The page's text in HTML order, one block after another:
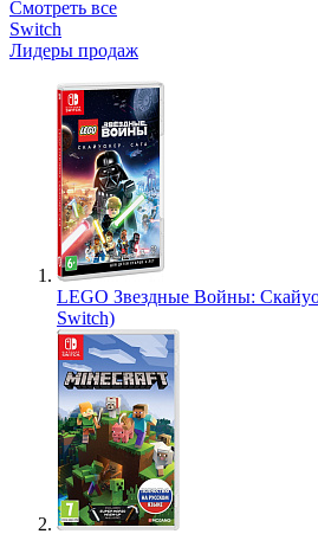
Смотреть все
Switch
Лидеры продаж
LEGO Звездные Войны:
Switch)